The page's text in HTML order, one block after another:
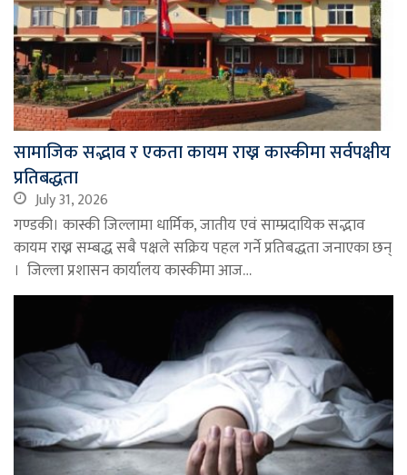
सामाजिक सद्भाव र एकता कायम राख्न कास्कीमा सर्वपक्षीय
प्रतिबद्धता
July 31, 2026
गण्डकी। कास्की जिल्लामा धार्मिक, जातीय एवं साम्प्रदायिक सद्भाव
कायम राख्न सम्बद्ध सबै पक्षले सक्रिय पहल गर्ने प्रतिबद्धता जनाएका छन्
। जिल्ला प्रशासन कार्यालय कास्कीमा आज…